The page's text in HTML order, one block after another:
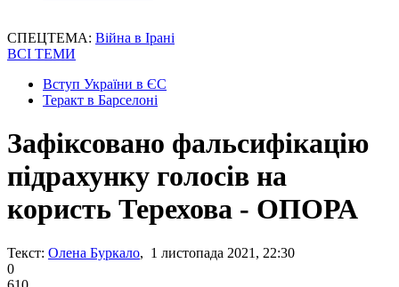
СПЕЦТЕМА: Війна в Ірані
ВСІ ТЕМИ
Вступ України в ЄС
Теракт в Барселоні
Зафіксовано фальсифікацію
підрахунку голосів на
користь Терехова - ОПОРА
Текст: Олена Буркало, 1 листопада 2021, 22:30
0